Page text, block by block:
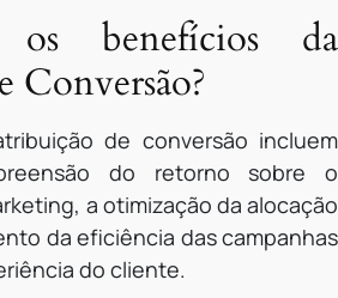
os benefícios da
Conversão?
de conversão incluem
do retorno sobre o
a otimização da alocação
da eficiência das campanhas
do cliente.